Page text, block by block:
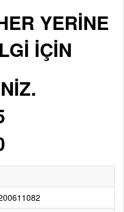
YERİNE
İÇİN